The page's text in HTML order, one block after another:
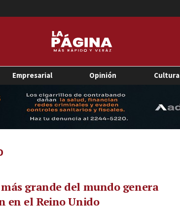
Empresarial Opinión Cultura
grande del mundo genera
en el Reino Unido